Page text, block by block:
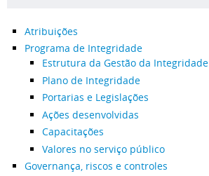
Atribuições
Programa de Integridade
Estrutura da Gestão da Integridade
Plano de Integridade
Portarias e Legislações
Ações desenvolvidas
Capacitações
Valores no serviço público
Governança, riscos e controles